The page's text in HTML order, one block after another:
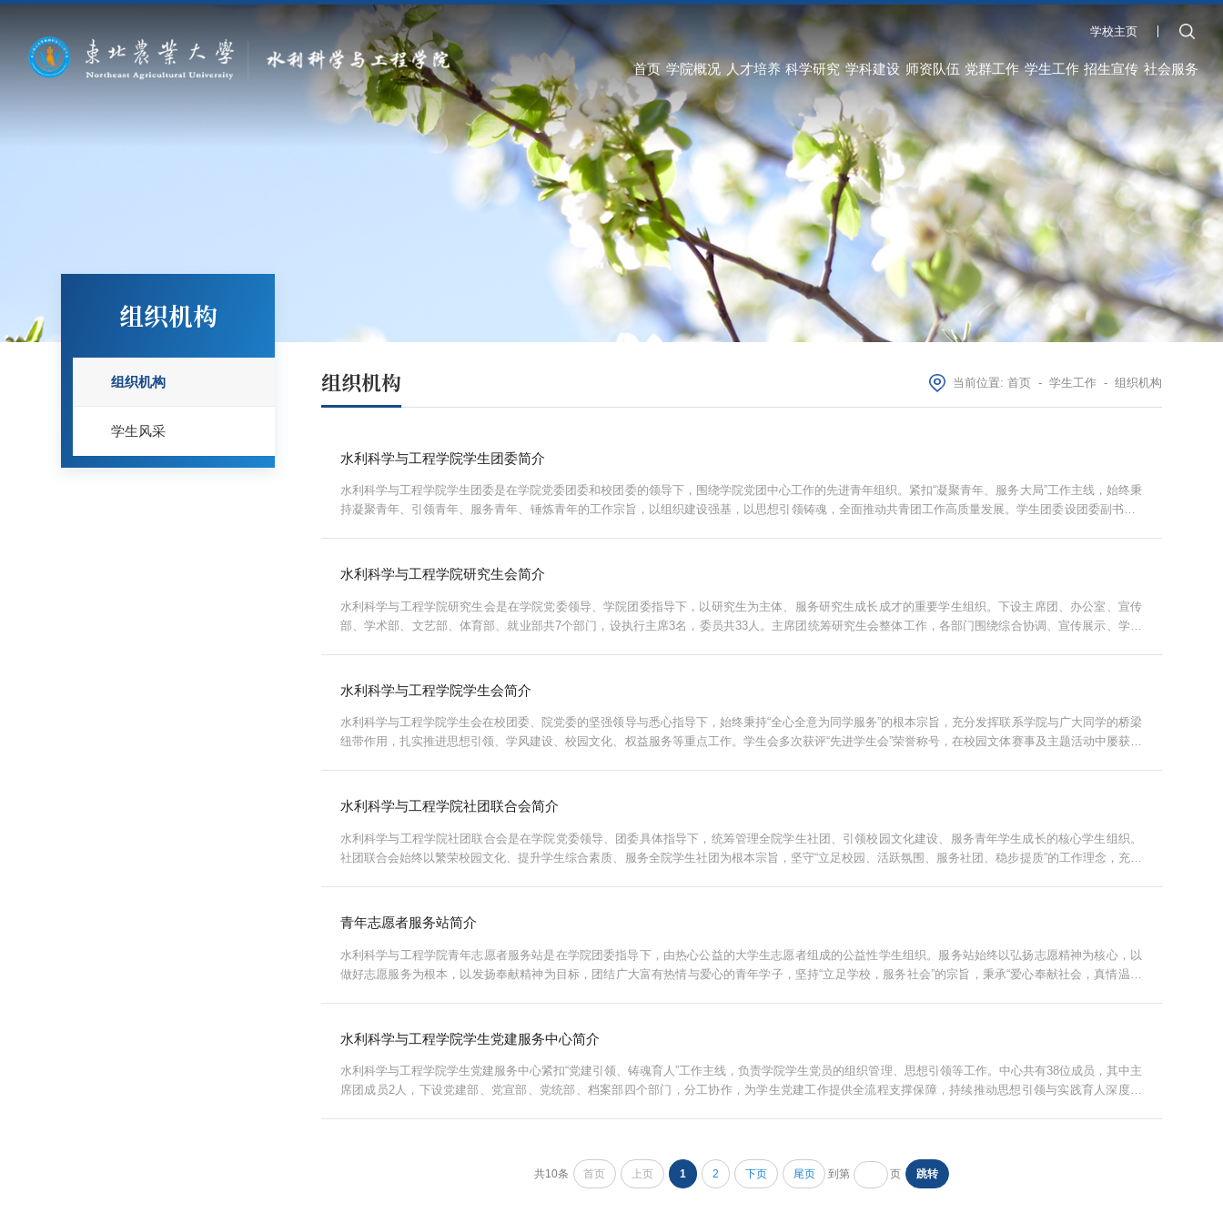
学校主页
首页 学院概况 人才培养 科学研究 学科建设 师资队伍 党群工作 学生工作 招生宣传 社会服务
组织机构
组织机构
学生风采
组织机构 当前位置: 首页- 学生工作- 组织机构
水利科学与工程学院学生团委简介
水利科学与工程学院学生团委是在学院党委团委和校团委的领导下，围绕学院党团中心工作的先进青年组织。紧扣“凝聚青年、服务大局”工作主线，始终秉
持凝聚青年、引领青年、服务青年、锤炼青年的工作宗旨，以组织建设强基，以思想引领铸魂，全面推动共青团工作高质量发展。学生团委设团委副书记1
水利科学与工程学院研究生会简介
水利科学与工程学院研究生会是在学院党委领导、学院团委指导下，以研究生为主体、服务研究生成长成才的重要学生组织。下设主席团、办公室、宣传
部、学术部、文艺部、体育部、就业部共7个部门，设执行主席3名，委员共33人。主席团统筹研究生会整体工作，各部门围绕综合协调、宣传展示、学术
水利科学与工程学院学生会​简介
水利科学与工程学院学生会在校团委、院党委的坚强领导与悉心指导下，始终秉持“全心全意为同学服务”的根本宗旨，充分发挥联系学院与广大同学的桥梁
纽带作用，扎实推进思想引领、学风建设、校园文化、权益服务等重点工作。学生会多次获评“先进学生会”荣誉称号，在校园文体赛事及主题活动中屡获佳
水利科学与工程学院社团联合会简介
水利科学与工程学院社团联合会是在学院党委领导、团委具体指导下，统筹管理全院学生社团、引领校园文化建设、服务青年学生成长的核心学生组织。
社团联合会始终以繁荣校园文化、提升学生综合素质、服务全院学生社团为根本宗旨，坚守“立足校园、活跃氛围、服务社团、稳步提质”的工作理念，充分
青年志愿者服务站简介
水利科学与工程学院青年志愿者服务站是在学院团委指导下，由热心公益的大学生志愿者组成的公益性学生组织。服务站始终以弘扬志愿精神为核心，以
做好志愿服务为根本，以发扬奉献精神为目标，团结广大富有热情与爱心的青年学子，坚持“立足学校，服务社会”的宗旨，秉承“爱心奉献社会，真情温暖
水利科学与工程学院学生党建服务中心简介
水利科学与工程学院学生党建服务中心紧扣“党建引领、铸魂育人”工作主线，负责学院学生党员的组织管理、思想引领等工作。中心共有38位成员，其中主
席团成员2人，下设党建部、党宣部、党统部、档案部四个部门，分工协作，为学生党建工作提供全流程支撑保障，持续推动思想引领与实践育人深度融
共10条 首页 上页 1 2 下页 尾页 到第 页 跳转